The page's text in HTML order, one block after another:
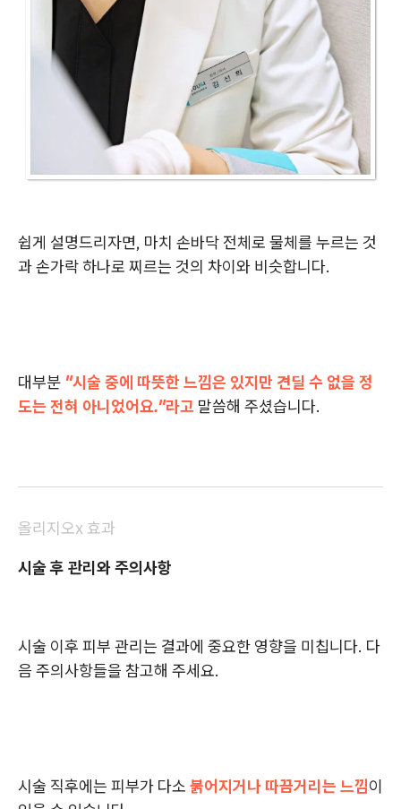
쉽게 설명드리자면, 마치 손바닥 전체로 물체를 누르는 것
과 손가락 하나로 찌르는 것의 차이와 비슷합니다.
대부분 "시술 중에 따뜻한 느낌은 있지만 견딜 수 없을 정
도는 전혀 아니었어요."라고 말씀해 주셨습니다.
올리지오x 효과
시술 후 관리와 주의사항
시술 이후 피부 관리는 결과에 중요한 영향을 미칩니다. 다
음 주의사항들을 참고해 주세요.
시술 직후에는 피부가 다소 붉어지거나 따끔거리는 느낌이